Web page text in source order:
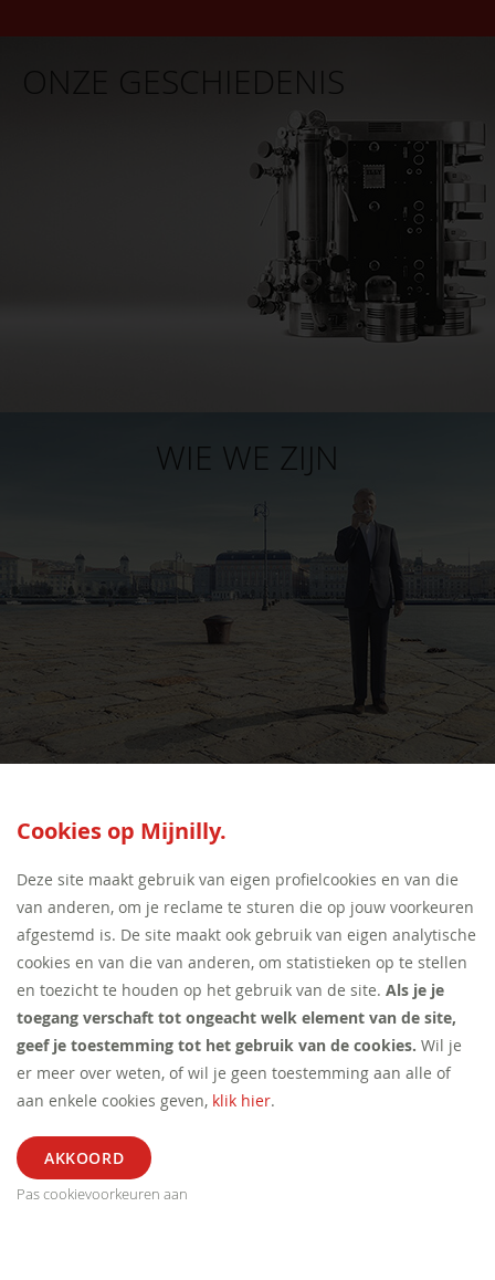
ONZE GESCHIEDENIS
WIE WE ZIJN
Cookies op Mijnilly.
Deze site maakt gebruik van eigen profielcookies en van die
van anderen, om je reclame te sturen die op jouw voorkeuren
afgestemd is. De site maakt ook gebruik van eigen analytische
cookies en van die van anderen, om statistieken op te stellen
en toezicht te houden op het gebruik van de site. Als je je
toegang verschaft tot ongeacht welk element van de site,
geef je toestemming tot het gebruik van de cookies. Wil je
er meer over weten, of wil je geen toestemming aan alle of
aan enkele cookies geven, klik hier.
Pas cookievoorkeuren aan